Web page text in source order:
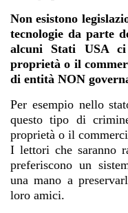
Non esistono
tecnologie da parte
alcuni Stati USA
proprietà o il
di entità NON
Per esempio nello
questo tipo di
proprietà o il
I lettori che saranno
preferiscono un
una mano a
loro amici.